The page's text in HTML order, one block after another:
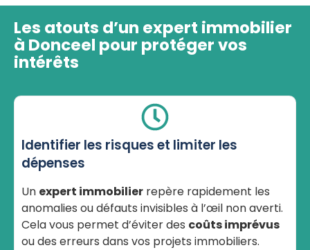
Les atouts d’un expert immobilier
à Donceel pour protéger vos
intérêts
Identifier les risques et limiter les
dépenses
Un expert immobilier repère rapidement les
anomalies ou défauts invisibles à l’œil non averti.
Cela vous permet d’éviter des coûts imprévus
ou des erreurs dans vos projets immobiliers.